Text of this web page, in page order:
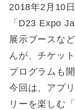
2018年2月10
「D23 Expo
展示ブースな
んが、チケッ
プログラムも開
今回は、アプ
リーを楽しむ